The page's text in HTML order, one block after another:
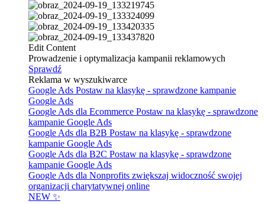
Edit Content
Prowadzenie i optymalizacja kampanii reklamowych
Sprawdź
Reklama w wyszukiwarce
Google Ads Postaw na klasykę - sprawdzone kampanie
Google Ads
Google Ads dla Ecommerce Postaw na klasykę - sprawdzone
kampanie Google Ads
Google Ads dla B2B Postaw na klasykę - sprawdzone
kampanie Google Ads
Google Ads dla B2C Postaw na klasykę - sprawdzone
kampanie Google Ads
Google Ads dla Nonprofits zwiększaj widoczność swojej
organizacji charytatywnej online
NEW ✨